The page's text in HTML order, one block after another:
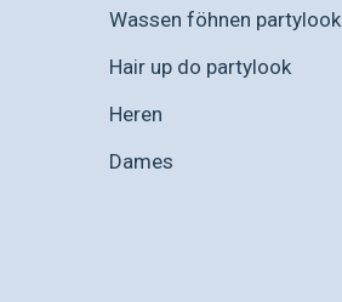
Wassen föhnen partylook
Hair up do partylook
Heren
Dames